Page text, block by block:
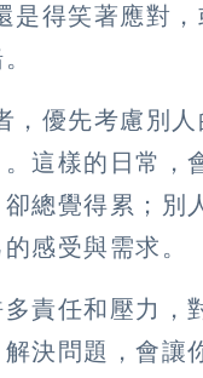
是得笑著應對
，優先考慮別
這樣的日常，
總覺得累；別
感受與需求。
責任和壓力，
決問題，會讓